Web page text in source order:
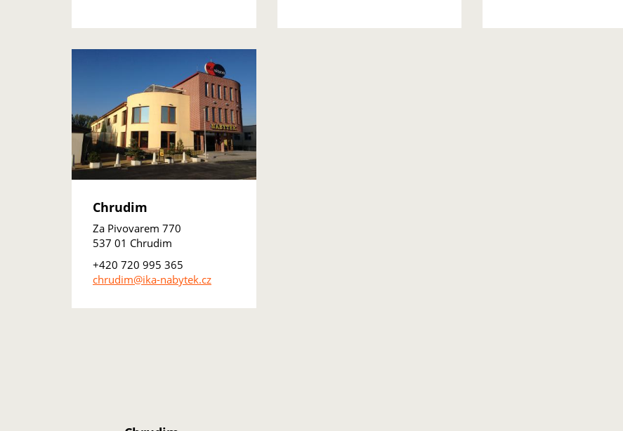
Chrudim
Za Pivovarem 770
537 01 Chrudim
+420 720 995 365
chrudim@ika-nabytek.cz